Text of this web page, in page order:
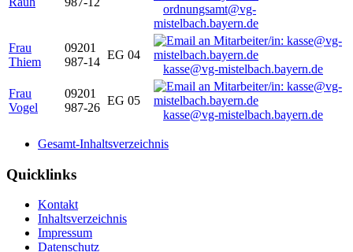
ordnungsamt@vg-
mistelbach.bayern.de
Frau
Thiem
09201
987-14
EG 04
kasse@vg-mistelbach.bayern.de
Frau
Vogel
09201
987-26
EG 05
kasse@vg-mistelbach.bayern.de
Gesamt-Inhaltsverzeichnis
Quicklinks
Kontakt
Inhaltsverzeichnis
Impressum
Datenschutz